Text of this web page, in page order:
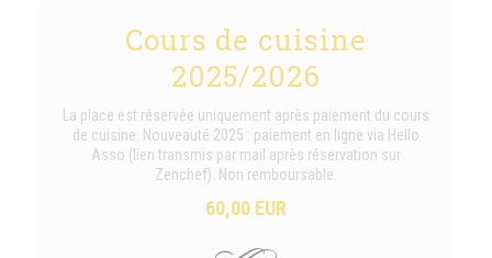
Cours de cuisine
2025/2026
La place est réservée uniquement après paiement du cours
de cuisine. Nouveauté 2025 : paiement en ligne via Hello
Asso (lien transmis par mail après réservation sur
Zenchef). Non remboursable.
60,00 EUR